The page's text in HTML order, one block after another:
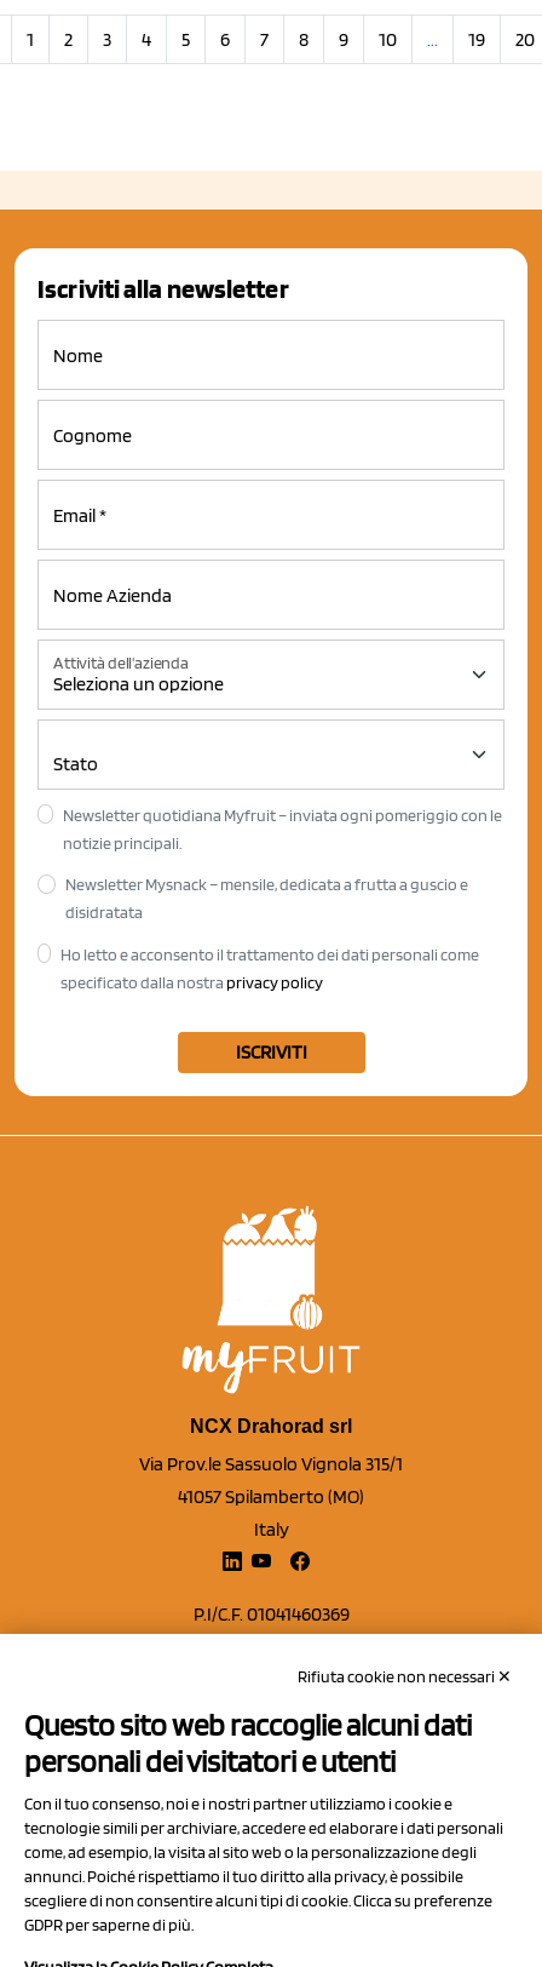
1 2 3 4 5 6 7 8 9 10 ... 19 20
Iscriviti alla newsletter
Attività dell'azienda
Newsletter quotidiana Myfruit – inviata ogni pomeriggio con le
notizie principali.
Newsletter Mysnack – mensile, dedicata a frutta a guscio e
disidratata
Ho letto e acconsento il trattamento dei dati personali come
specificato dalla nostra privacy policy
ISCRIVITI
NCX Drahorad srl
Via Prov.le Sassuolo Vignola 315/1
41057 Spilamberto (MO)
Italy
P.I/C.F. 01041460369
Capitale sociale Euro 50.000,00 i.v.
Contatti
Privacy Policy
Cookie Policy
Chi Siamo
Rifiuta cookie non necessari ✕
Questo sito web raccoglie alcuni dati
personali dei visitatori e utenti
Con il tuo consenso, noi e i nostri partner utilizziamo i cookie e
tecnologie simili per archiviare, accedere ed elaborare i dati personali
come, ad esempio, la visita al sito web o la personalizzazione degli
annunci. Poiché rispettiamo il tuo diritto alla privacy, è possibile
scegliere di non consentire alcuni tipi di cookie. Clicca su preferenze
GDPR per saperne di più.